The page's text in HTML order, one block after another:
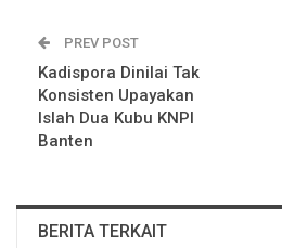
PREV POST
Kadispora Dinilai Tak
Konsisten Upayakan
Islah Dua Kubu KNPI
Banten
BERITA TERKAIT